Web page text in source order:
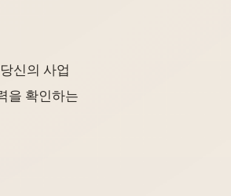
신의 사업
을 확인하는